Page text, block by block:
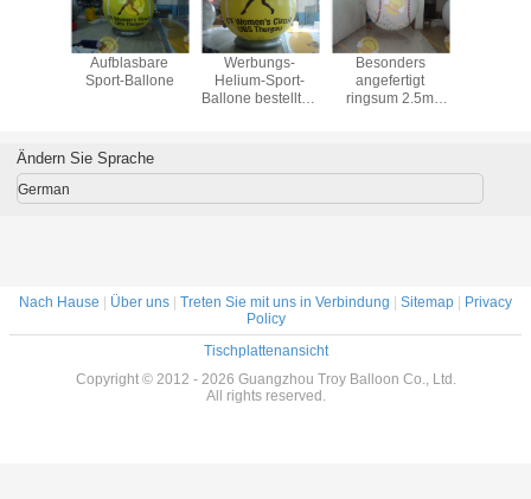
Aufblasbare
Sport-Ballone
Werbungs-
Helium-Sport-
Ballone bestellten
voraus
Besonders
angefertigt
ringsum 2.5m
feuerbeständiges
Ändern Sie Sprache
German
Nach Hause | Über uns | Treten Sie mit uns in Verbindung | Sitemap | Privacy
Policy
Tischplattenansicht
Copyright © 2012 - 2026 Guangzhou Troy Balloon Co., Ltd.
All rights reserved.